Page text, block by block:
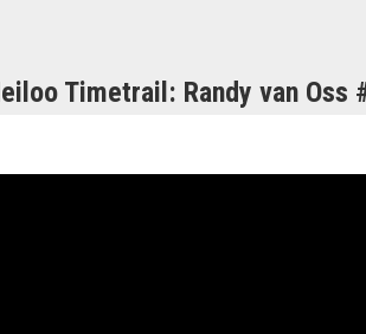
Timetrail: Randy van Oss